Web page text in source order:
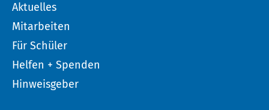
Aktuelles
Mitarbeiten
Für Schüler
Helfen + Spenden
Hinweisgeber